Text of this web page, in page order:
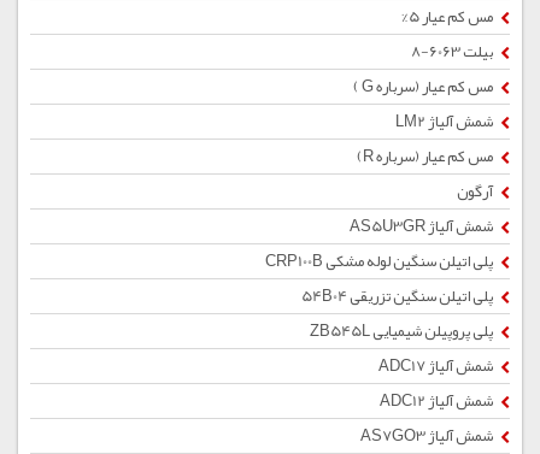
مس کم عیار 5%
بیلت 6063-8
مس کم عیار (سرباره G )
شمش آلیاژ LM2
مس کم عیار (سرباره R)
آرگون
شمش آلیاژ AS5U3GR
پلی اتیلن سنگین لوله مشکی CRP100B
پلی اتیلن سنگین تزریقی 54B04
پلی پروپیلن شیمیایی ZB545L
شمش آلیاژ ADC17
شمش آلیاژ ADC12
شمش آلیاژ AS7GO3